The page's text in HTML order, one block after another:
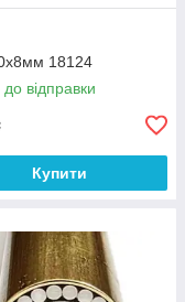
18124
до відправки
Купити